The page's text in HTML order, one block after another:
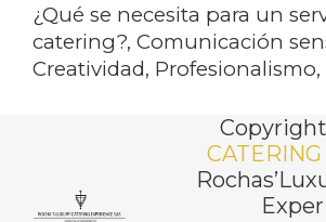
¿Qué se necesita para un
catering?, Comunicación
Creatividad,